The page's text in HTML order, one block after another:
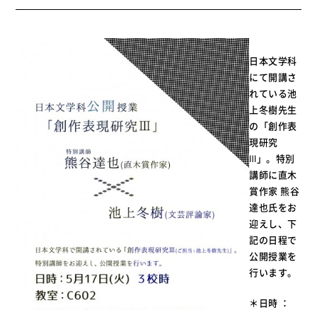
日本文学科
にて開講さ
れている池
上冬樹先生
の「創作表
現研究
Ⅲ」。特別
講師に直木
賞作家 熊谷
達也氏をお
迎えし、下
記の日程で
公開授業を
行います。
＊日時 ：